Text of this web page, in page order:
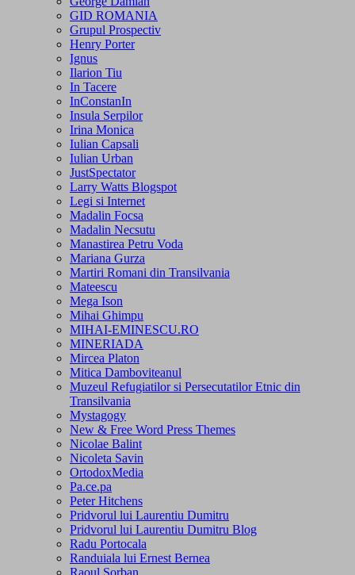
GID ROMANIA
Grupul Prospectiv
Henry Porter
Ignus
Ilarion Tiu
In Tacere
InConstanIn
Insula Serpilor
Irina Monica
Iulian Capsali
Iulian Urban
JustSpectator
Larry Watts Blogspot
Legi si Internet
Madalin Focsa
Madalin Necsutu
Manastirea Petru Voda
Mariana Gurza
Martiri Romani din Transilvania
Mateescu
Mega Ison
Mihai Ghimpu
MIHAI-EMINESCU.RO
MINERIADA
Mircea Platon
Mitica Damboviteanul
Muzeul Refugiatilor si Persecutatilor Etnic din
Transilvania
Mystagogy
New & Free Word Press Themes
Nicolae Balint
Nicoleta Savin
OrtodoxMedia
Pa.ce.pa
Peter Hitchens
Pridvorul lui Laurentiu Dumitru
Pridvorul lui Laurentiu Dumitru Blog
Radu Portocala
Randuiala lui Ernest Bernea